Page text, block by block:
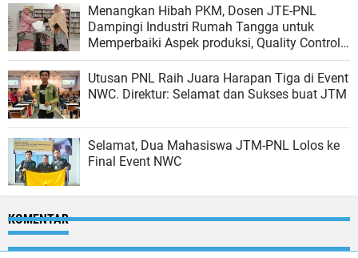
Menangkan Hibah PKM, Dosen JTE-PNL
Dampingi Industri Rumah Tangga untuk
Memperbaiki Aspek produksi, Quality Control
dan Pemasaran
Utusan PNL Raih Juara Harapan Tiga di Event
NWC. Direktur: Selamat dan Sukses buat JTM
Selamat, Dua Mahasiswa JTM-PNL Lolos ke
Final Event NWC
KOMENTAR